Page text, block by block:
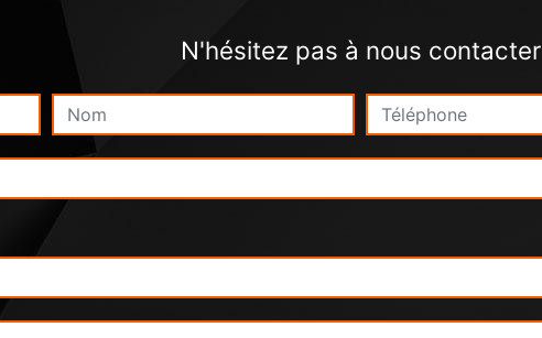
N'hésitez pas à nous contacter